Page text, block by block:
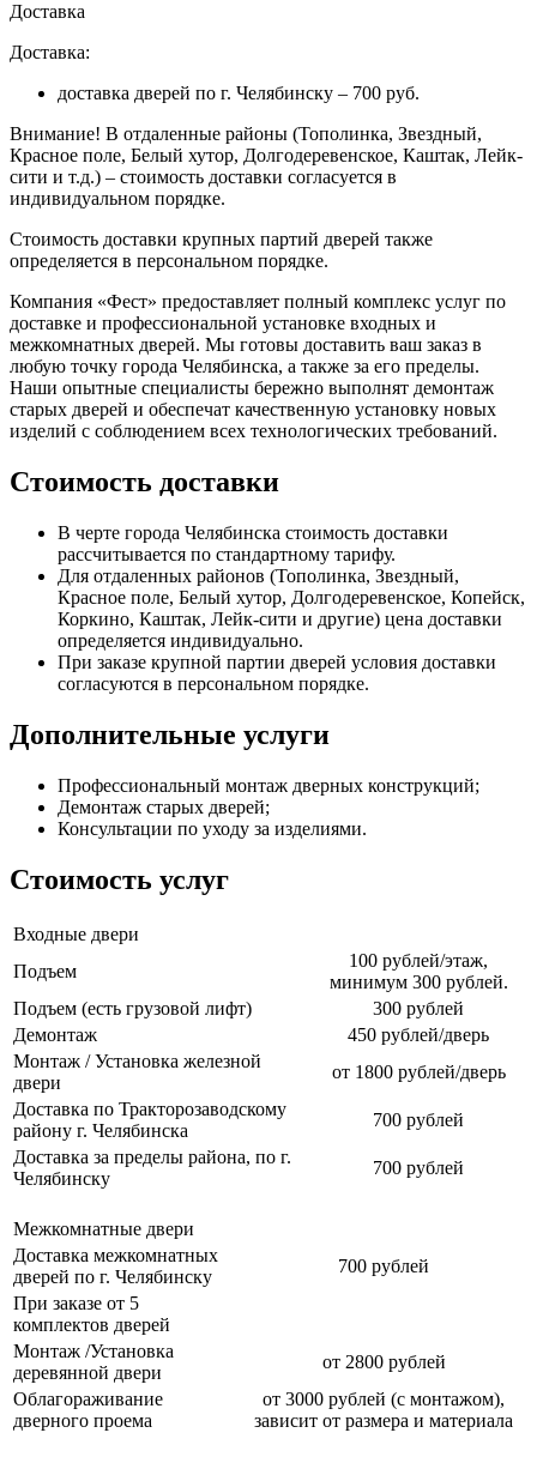
Доставка
Доставка:
доставка дверей по г. Челябинску – 700 руб.
Внимание! В отдаленные районы (Тополинка, Звездный,
Красное поле, Белый хутор, Долгодеревенское, Каштак, Лейк-
сити и т.д.) – стоимость доставки согласуется в
индивидуальном порядке.
Стоимость доставки крупных партий дверей также
определяется в персональном порядке.
Компания «Фест» предоставляет полный комплекс услуг по
доставке и профессиональной установке входных и
межкомнатных дверей. Мы готовы доставить ваш заказ в
любую точку города Челябинска, а также за его пределы.
Наши опытные специалисты бережно выполнят демонтаж
старых дверей и обеспечат качественную установку новых
изделий с соблюдением всех технологических требований.
Стоимость доставки
В черте города Челябинска стоимость доставки
рассчитывается по стандартному тарифу.
Для отдаленных районов (Тополинка, Звездный,
Красное поле, Белый хутор, Долгодеревенское, Копейск,
Коркино, Каштак, Лейк-сити и другие) цена доставки
определяется индивидуально.
При заказе крупной партии дверей условия доставки
согласуются в персональном порядке.
Дополнительные услуги
Профессиональный монтаж дверных конструкций;
Демонтаж старых дверей;
Консультации по уходу за изделиями.
Стоимость услуг
Входные двери
Подъем
100 рублей/этаж,
минимум 300 рублей.
Подъем (есть грузовой лифт)
300 рублей
Демонтаж
450 рублей/дверь
Монтаж / Установка железной
двери
от 1800 рублей/дверь
Доставка по Тракторозаводскому
району г. Челябинска
700 рублей
Доставка за пределы района, по г.
Челябинску
700 рублей
Межкомнатные двери
Доставка межкомнатных
дверей по г. Челябинску
700 рублей
При заказе от 5
комплектов дверей
Монтаж /Установка
деревянной двери
от 2800 рублей
Облагораживание
дверного проема
от 3000 рублей (с монтажом),
зависит от размера и материала